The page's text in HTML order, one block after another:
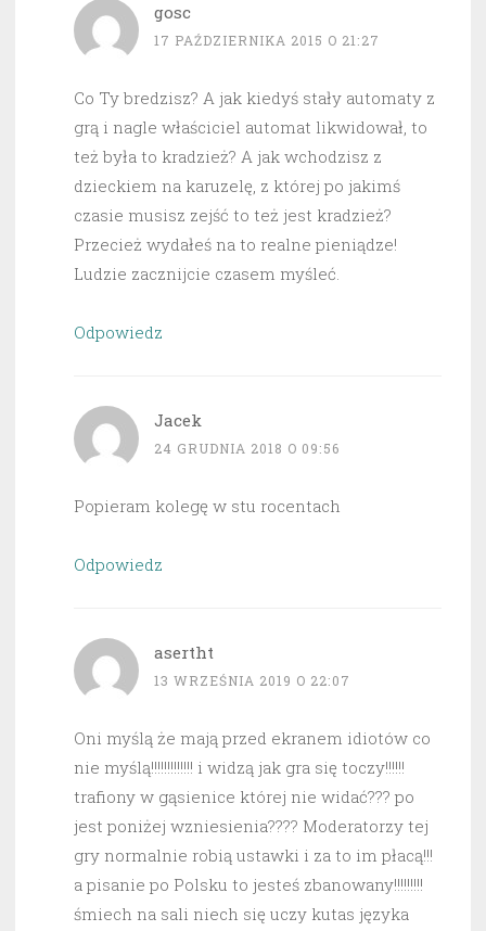
gosc
17 PAŹDZIERNIKA 2015 O 21:27
Co Ty bredzisz? A jak kiedyś stały automaty z
grą i nagle właściciel automat likwidował, to
też była to kradzież? A jak wchodzisz z
dzieckiem na karuzelę, z której po jakimś
czasie musisz zejść to też jest kradzież?
Przecież wydałeś na to realne pieniądze!
Ludzie zacznijcie czasem myśleć.
Odpowiedz
Jacek
24 GRUDNIA 2018 O 09:56
Popieram kolegę w stu rocentach
Odpowiedz
asertht
13 WRZEŚNIA 2019 O 22:07
Oni myślą że mają przed ekranem idiotów co
nie myślą!!!!!!!!!!!!! i widzą jak gra się toczy!!!!!!
trafiony w gąsienice której nie widać??? po
jest poniżej wzniesienia???? Moderatorzy tej
gry normalnie robią ustawki i za to im płacą!!!
a pisanie po Polsku to jesteś zbanowany!!!!!!!!!
śmiech na sali niech się uczy kutas języka